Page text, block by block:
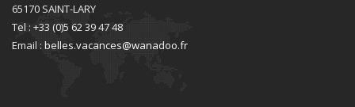
65170 SAINT-LARY
Tel : +33 (0)5 62 39 47 48
Email : belles.vacances@wanadoo.fr